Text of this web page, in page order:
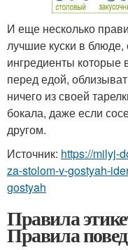
И еще несколько
лучшие куски в блюде,
ингредиенты
перед едой,
ничего из своей
бокала, даже если
другом.
Источник: https://milyj-
za-stolom-v-gostyah-
gostyah
Правила
Правила